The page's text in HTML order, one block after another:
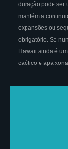
duração pode ser
mantém a
expansões ou
obrigatório. Se
Hawaii ainda é
caótico e